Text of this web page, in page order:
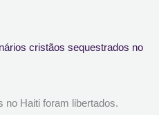
cristãos sequestrados no
no Haiti foram libertados.